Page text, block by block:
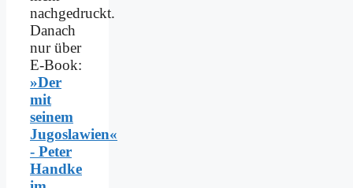
nachgedruckt.
Danach
nur über
E-Book:
»Der
mit
seinem
Jugoslawien«
- Peter
Handke